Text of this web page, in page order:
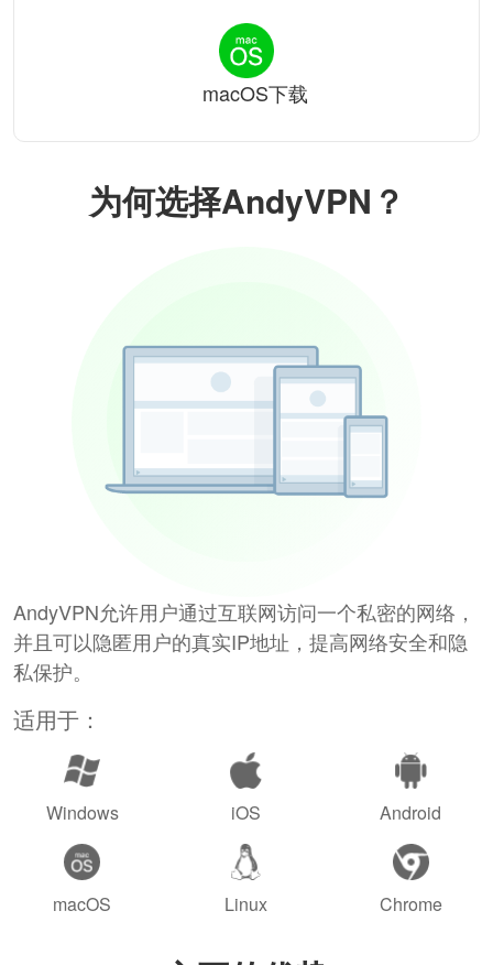
为何选择AndyVPN？
AndyVPN允许用户通过互联网访问一个私密的网络，
并且可以隐匿用户的真实IP地址，提高网络安全和隐
私保护。
适用于：
Windows iOS Android
macOS Linux Chrome
macOS下载